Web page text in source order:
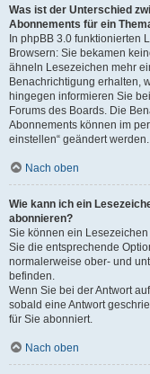
Was ist der Unterschied
Abonnements für ein
In phpBB 3.0 funktionierten
Browsern: Sie bekamen
ähneln Lesezeichen mehr
Benachrichtigung erhalten,
hingegen informieren Sie
Forums des Boards. Die
Abonnements können im
einstellen“ geändert werden.
Nach oben
Wie kann ich ein
abonnieren?
Sie können ein
Sie die entsprechende
normalerweise ober- und
befinden.
Wenn Sie bei der Antwort
sobald eine Antwort
für Sie abonniert.
Nach oben